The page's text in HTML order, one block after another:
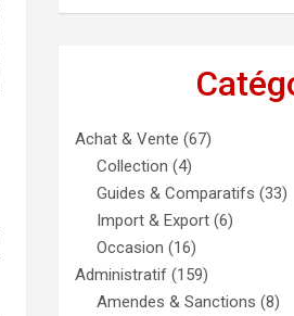
Achat & Vente (67)
Collection (4)
Guides & Comparatifs (33)
Import & Export (6)
Occasion (16)
Administratif (159)
Amendes & Sanctions (8)